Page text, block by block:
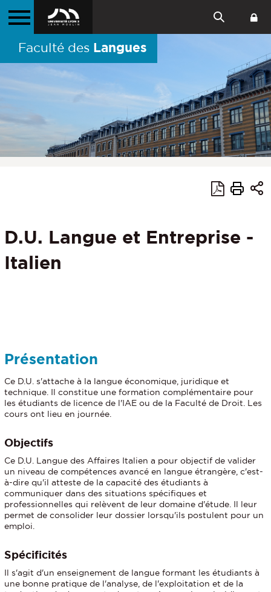
Faculté des Langues
D.U. Langue et Entreprise -
Italien
Présentation
Ce D.U. s'attache à la langue économique, juridique et
technique. Il constitue une formation complémentaire pour
les étudiants de licence de l'IAE ou de la Faculté de Droit. Les
cours ont lieu en journée.
Objectifs
Ce D.U. Langue des Affaires Italien a pour objectif de valider
un niveau de compétences avancé en langue étrangère, c'est-
à-dire qu'il atteste de la capacité des étudiants à
communiquer dans des situations spécifiques et
professionnelles qui relèvent de leur domaine d'étude. Il leur
permet de consolider leur dossier lorsqu'ils postulent pour un
emploi.
Spécificités
Il s'agit d'un enseignement de langue formant les étudiants à
une bonne pratique de l'analyse, de l'exploitation et de la